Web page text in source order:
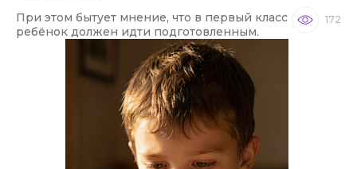
При этом бытует мнение, что в первый класс
ребёнок должен идти подготовленным.
172